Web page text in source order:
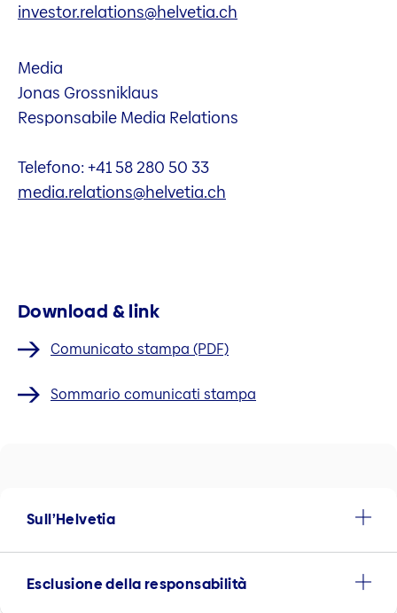
investor.relations@helvetia.ch
Media
Jonas Grossniklaus
Responsabile Media Relations
Telefono: +41 58 280 50 33
media.relations@helvetia.ch
Download & link
Comunicato stampa (PDF)
Sommario comunicati stampa
Sull’Helvetia
Esclusione della responsabilità